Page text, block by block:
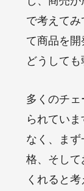
で考えて
て商品を
どうしても
多くのチ
られてい
なく、ま
格、そし
くれると